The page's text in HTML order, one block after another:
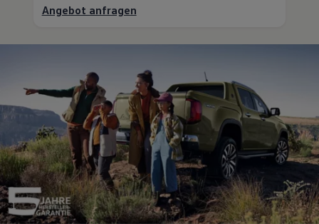
Angebot anfragen
1